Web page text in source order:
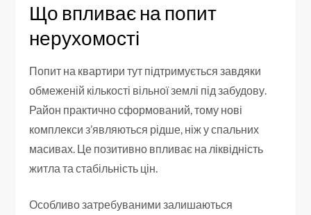
Що впливає на попит
нерухомості
Попит на квартири тут підтримується завдяки
обмеженій кількості вільної землі під забудову.
Район практично сформований, тому нові
комплекси з’являються рідше, ніж у спальних
масивах. Це позитивно впливає на ліквідність
житла та стабільність цін.
Особливо затребуваними залишаються